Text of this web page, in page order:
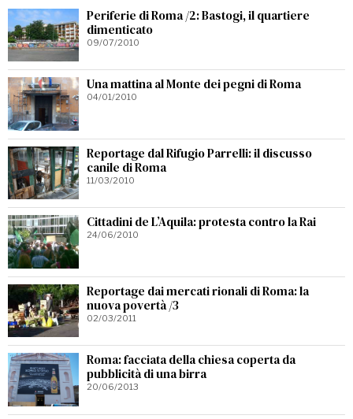
Periferie di Roma /2: Bastogi, il quartiere
dimenticato
09/07/2010
Una mattina al Monte dei pegni di Roma
04/01/2010
Reportage dal Rifugio Parrelli: il discusso
canile di Roma
11/03/2010
Cittadini de L’Aquila: protesta contro la Rai
24/06/2010
Reportage dai mercati rionali di Roma: la
nuova povertà /3
02/03/2011
Roma: facciata della chiesa coperta da
pubblicità di una birra
20/06/2013